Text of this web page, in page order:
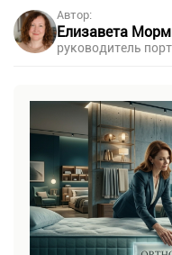
Автор:
Елизавета
руководитель